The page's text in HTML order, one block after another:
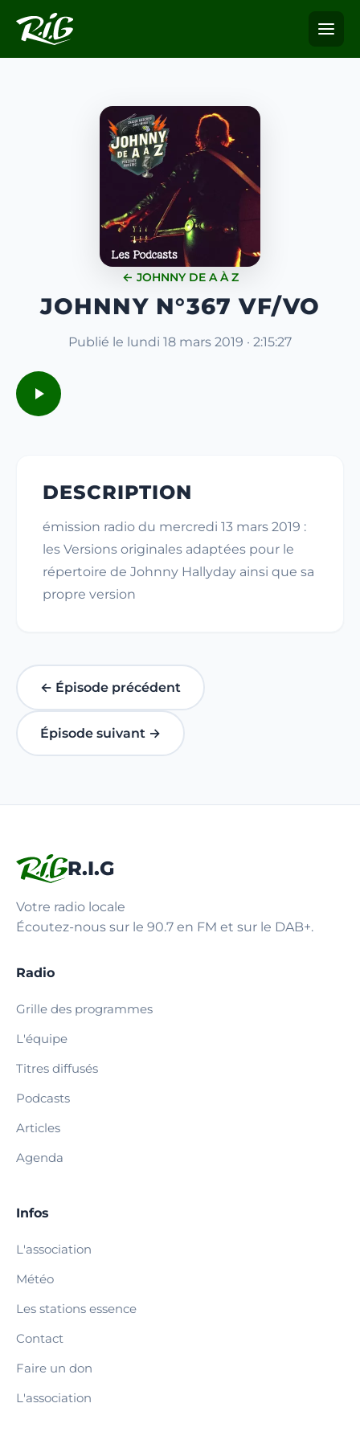
← JOHNNY DE A À Z
JOHNNY N°367 VF/VO
Publié le lundi 18 mars 2019 · 2:15:27
DESCRIPTION
émission radio du mercredi 13 mars 2019 :
les Versions originales adaptées pour le
répertoire de Johnny Hallyday ainsi que sa
propre version
← Épisode précédent
Épisode suivant →
R.I.G
Votre radio locale
Écoutez-nous sur le 90.7 en FM et sur le DAB+.
Radio
Grille des programmes
L'équipe
Titres diffusés
Podcasts
Articles
Agenda
Infos
L'association
Météo
Les stations essence
Contact
Faire un don
L'association